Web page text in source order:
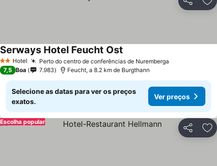
Partilhar
2 Estrelas
Hotel Perto do centro de conferências de Nuremberga
Serways Hotel Feucht Ost
7,5 Boa 7.983 Feucht, a 8.2 km de Burgthann
Selecione as datas para ver os preços
exatos.
Ver preços
Partilhar
Escolha popular